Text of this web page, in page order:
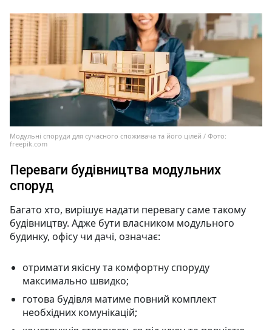
Модульні споруди для сучасного споживача та його цілей / Фото:
freepik.com
Переваги будівництва модульних
споруд
Багато хто, вирішує надати перевагу саме такому
будівництву. Адже бути власником модульного
будинку, офісу чи дачі, означає:
отримати якісну та комфортну споруду
максимально швидко;
готова будівля матиме повний комплект
необхідних комунікацій;